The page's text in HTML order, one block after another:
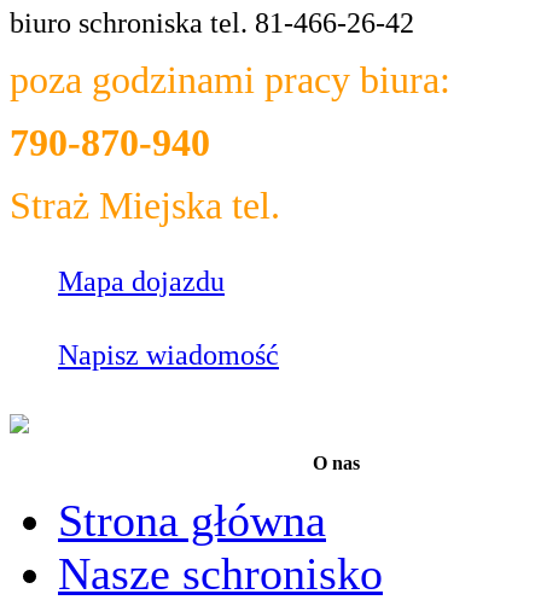
biuro schroniska tel. 81-466-26-42
poza godzinami pracy biura:
790-870-940
Straż Miejska tel.
Mapa dojazdu
Napisz wiadomość
O nas
Strona główna
Nasze schronisko